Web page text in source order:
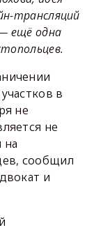
трансляций
ещё одна
в
не
не
на
сообщил
и